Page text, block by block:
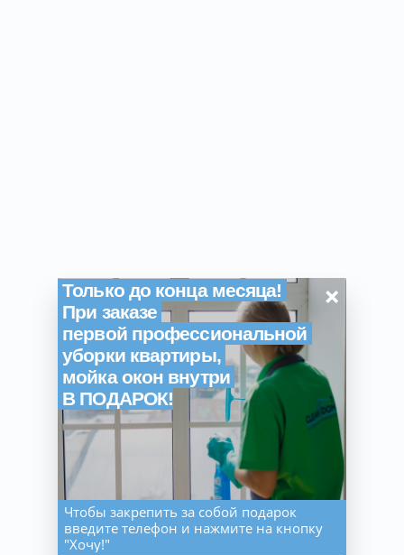
Только до конца месяца!
При заказе
первой профессиональной
уборки квартиры,
мойка окон внутри
В ПОДАРОК!
×
Чтобы закрепить за собой подарок
введите телефон и нажмите на кнопку
"Хочу!"